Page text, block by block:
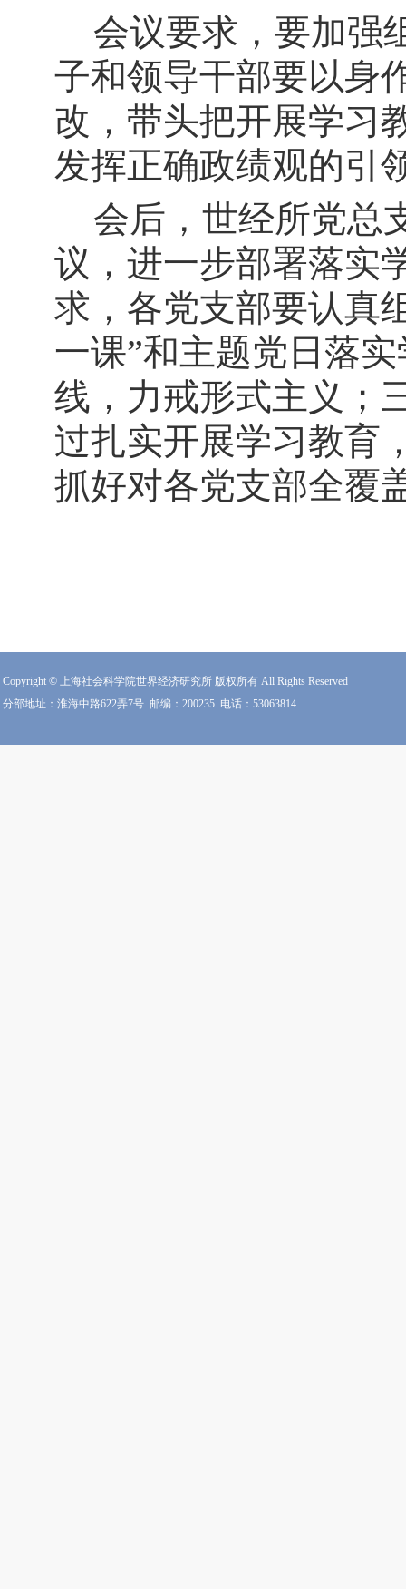
会议要求，要加强
子和领导干部要以身
改，带头把开展学习
发挥正确政绩观的引
会后，世经所党总
议，进一步部署落实
求，各党支部要认真
一课”和主题党日落
线，力戒形式主义；
过扎实开展学习教育
抓好对各党支部全覆
Copyright © 上海社会科学院世界经济研究所 版权所有 All Rights Reserved
分部地址：淮海中路622弄7号 邮编：200235 电话：53063814